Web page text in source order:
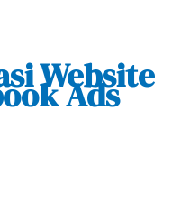
Website
Ads